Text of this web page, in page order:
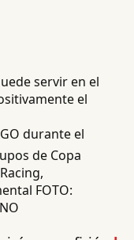
durante el
de Copa
FOTO: